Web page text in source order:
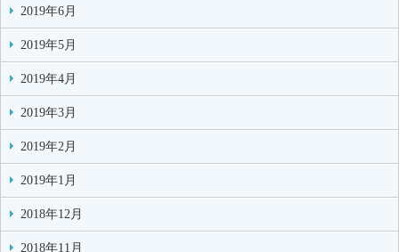
2019年6月
2019年5月
2019年4月
2019年3月
2019年2月
2019年1月
2018年12月
2018年11月